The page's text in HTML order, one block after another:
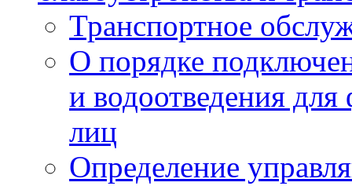
Транспортное
О порядке
и водоотведения
лиц
Определение